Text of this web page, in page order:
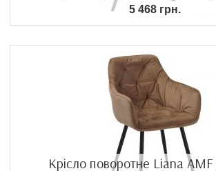
5 468 грн.
Крісло поворотне Liana AMF